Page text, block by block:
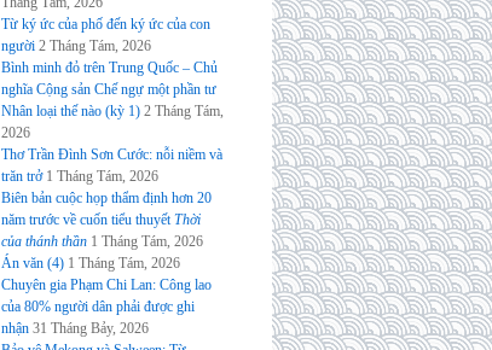
Từ ký ức của phố đến ký ức của con
người 2 Tháng Tám, 2026
Bình minh đỏ trên Trung Quốc – Chủ
nghĩa Cộng sản Chế ngự một phần tư
Nhân loại thế nào (kỳ 1) 2 Tháng Tám,
2026
Thơ Trần Đình Sơn Cước: nỗi niềm và
trăn trở 1 Tháng Tám, 2026
Biên bản cuộc họp thẩm định hơn 20
năm trước về cuốn tiểu thuyếtThời
của thánh thần 1 Tháng Tám, 2026
Án văn (4) 1 Tháng Tám, 2026
Chuyên gia Phạm Chi Lan: Công lao
của 80% người dân phải được ghi
nhận 31 Tháng Bảy, 2026